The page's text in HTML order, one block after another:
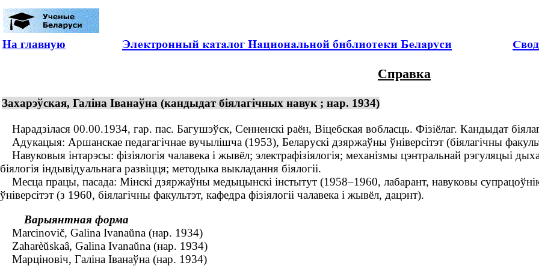
На главную
Справка
Захарэўская, Галіна Іванаўна (кандыдат біялагічных навук ; нар. 1934)
Нарадзілася 00.00.1934, гар. пас. Багушэўск, Сенненскі раён, Віцебская вобласць. Фізіёлаг. Кандыдат
Адукацыя: Аршанскае педагагічнае вучылішча (1953), Беларускі дзяржаўны ўніверсітэт (біялагічны
Навуковыя інтарэсы: фізіялогія чалавека і жывёл; электрафізіялогія; механізмы цэнтральнай рэгуляцыі
біялогія індывідуальнага развіцця; методыка выкладання біялогіі.
Месца працы, пасада: Мінскі дзяржаўны медыцынскі інстытут (1958–1960, лабарант, навуковы
ўніверсітэт (з 1960, біялагічны факультэт, кафедра фізіялогіі чалавека і жывёл, дацэнт).
Варыянтная форма
Marcinovič, Galina Ivanaŭna (нар. 1934)
Zaharèŭskaâ, Galina Ivanaŭna (нар. 1934)
Марціновіч, Галіна Іванаўна (нар. 1934)